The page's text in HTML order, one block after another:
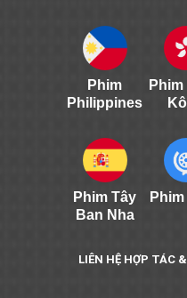
Phim
Philippines
Phim Tây
Ban Nha
LIÊN HỆ HỢP TÁC